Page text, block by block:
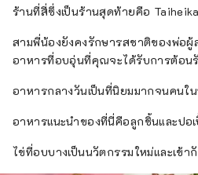
ร้านที่สี่ซึ่งเป็นร้านสุดท้ายคือ
สามพี่น้องยังคงรักษารสชาติของพ่อผู้
อาหารที่อบอุ่นที่คุณจะได้รับการต้อน
อาหารกลางวันเป็นที่นิยมมากจนคนใ
อาหารแนะนำของที่นี่คือลูกชิ้นและปอ
ไข่ที่อบบางเป็นนวัตกรรมใหม่และเข้า